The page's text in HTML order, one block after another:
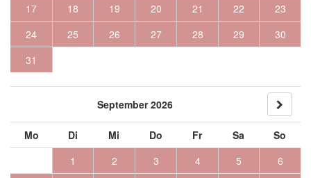
17
18 19 20 21 22
23
24
25 26 27 28 29
30
31
September 2026
Mo Di Mi Do Fr Sa
So
1
2 3 4 5
6